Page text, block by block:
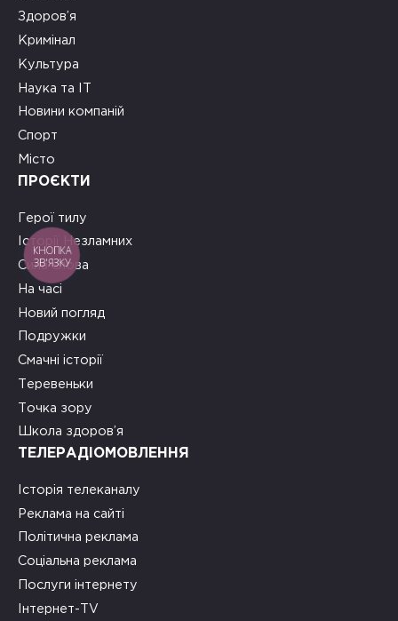
Здоров’я
Кримінал
Культура
Наука та ІТ
Новини компаній
Спорт
Місто
ПРОЄКТИ
Герої тилу
Історії Незламних
Сила слова
На часі
Новий погляд
Подружки
Смачні історії
Теревеньки
Точка зору
Школа здоров’я
ТЕЛЕРАДІОМОВЛЕННЯ
Історія телеканалу
Реклама на сайті
Політична реклама
Соціальна реклама
Послуги інтернету
Інтернет-TV
КНОПКА
ЗВ'ЯЗКУ